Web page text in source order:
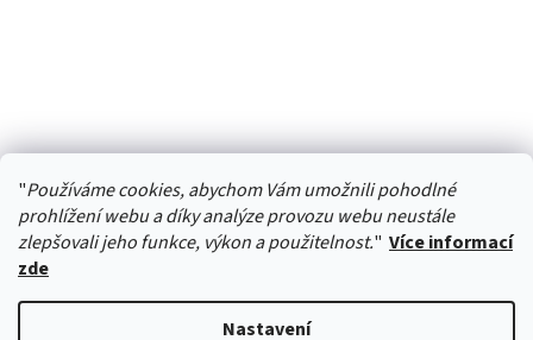
"Používáme cookies, abychom Vám umožnili pohodlné
prohlížení webu a díky analýze provozu webu neustále
zlepšovali jeho funkce, výkon a použitelnost." Více informací
zde
Nastavení
HURTTA-COLLECTION.CZ